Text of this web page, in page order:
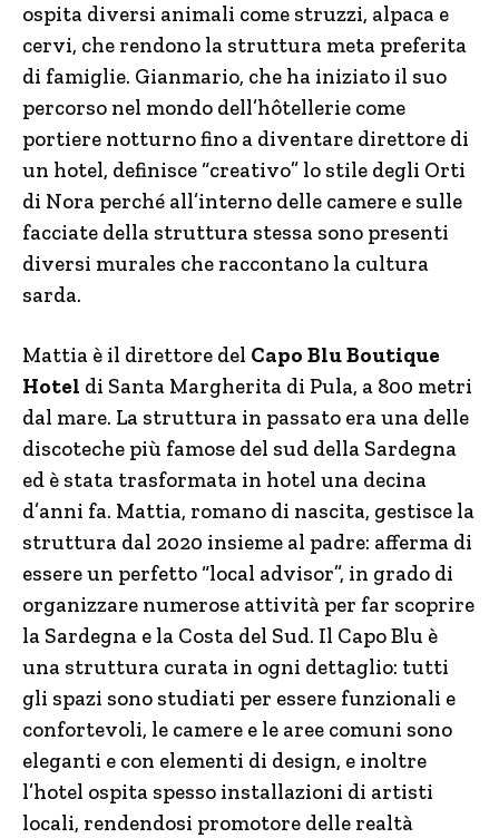
ospita diversi animali come struzzi, alpaca e
cervi, che rendono la struttura meta preferita
di famiglie. Gianmario, che ha iniziato il suo
percorso nel mondo dell’hôtellerie come
portiere notturno fino a diventare direttore di
un hotel, definisce “creativo” lo stile degli Orti
di Nora perché all’interno delle camere e sulle
facciate della struttura stessa sono presenti
diversi murales che raccontano la cultura
sarda.
Mattia è il direttore del Capo Blu Boutique
Hotel di Santa Margherita di Pula, a 800 metri
dal mare. La struttura in passato era una delle
discoteche più famose del sud della Sardegna
ed è stata trasformata in hotel una decina
d’anni fa. Mattia, romano di nascita, gestisce la
struttura dal 2020 insieme al padre: afferma di
essere un perfetto “local advisor”, in grado di
organizzare numerose attività per far scoprire
la Sardegna e la Costa del Sud. Il Capo Blu è
una struttura curata in ogni dettaglio: tutti
gli spazi sono studiati per essere funzionali e
confortevoli, le camere e le aree comuni sono
eleganti e con elementi di design, e inoltre
l’hotel ospita spesso installazioni di artisti
locali, rendendosi promotore delle realtà